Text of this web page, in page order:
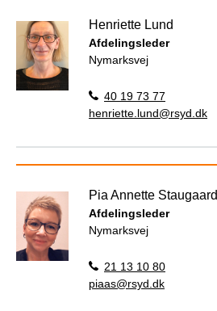
Henriette Lund
Afdelingsleder
Nymarksvej
40 19 73 77
henriette.lund@rsyd.dk
Pia Annette Staugaard
Afdelingsleder
Nymarksvej
21 13 10 80
piaas@rsyd.dk